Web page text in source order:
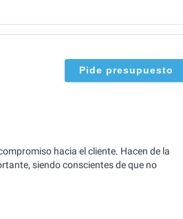
Pide presupuesto
hacia el cliente. Hacen de la
siendo conscientes de que no